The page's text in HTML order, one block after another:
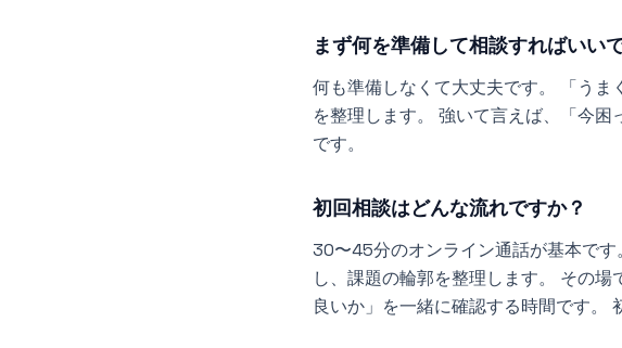
まず何を準備して相談すればいい
何も準備しなくて大丈夫です。 「う
を整理します。 強いて言えば、「今
です。
初回相談はどんな流れですか？
30〜45分のオンライン通話が基本で
し、課題の輪郭を整理します。 その
良いか」を一緒に確認する時間です。